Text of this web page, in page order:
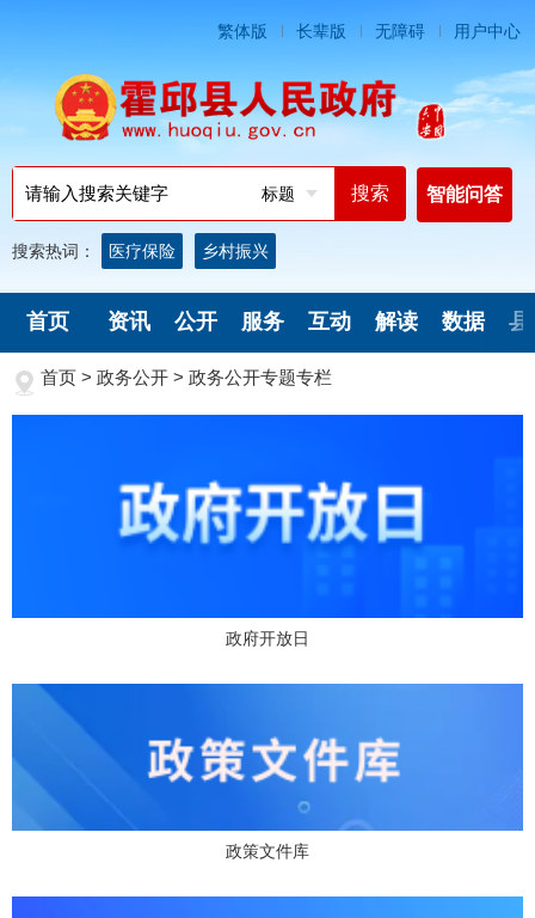
繁体版 长辈版 无障碍 用户中心
标题 智能问答
搜索热词： 医疗保险 乡村振兴
首页 资讯 公开 服务 互动 解读 数据 县
首页 > 政务公开 > 政务公开专题专栏
政府开放日
政策文件库